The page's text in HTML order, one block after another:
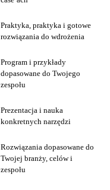
Praktyka, praktyka i gotowe
rozwiązania do wdrożenia
Program i przykłady
dopasowane do Twojego
zespołu
Prezentacja i nauka
konkretnych narzędzi
Rozwiązania dopasowane do
Twojej branży, celów i
zespołu